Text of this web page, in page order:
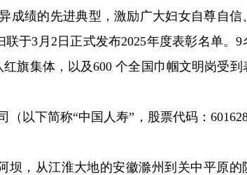
成绩的先进典型，激励广大妇女自尊自信
于3月2日正式发布2025年度表彰名单。9
旗集体，以及600 个全国巾帼文明岗受到
以下简称“中国人寿”，股票代码：
坝，从江淮大地的安徽滁州到关中平原的